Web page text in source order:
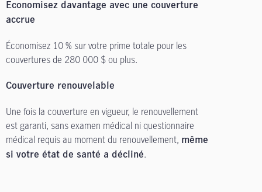
Économisez davantage avec une couverture
accrue
Économisez 10 % sur votre prime totale pour les
couvertures de 280 000 $ ou plus.
Couverture renouvelable
Une fois la couverture en vigueur, le renouvellement
est garanti, sans examen médical ni questionnaire
médical requis au moment du renouvellement, même
si votre état de santé a décliné.